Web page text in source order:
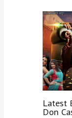
Latest
Don